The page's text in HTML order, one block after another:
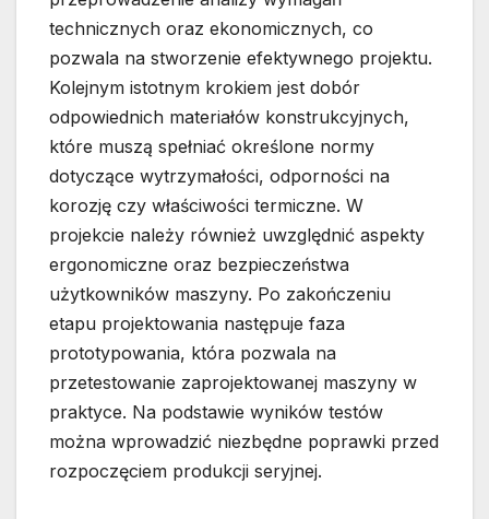
technicznych oraz ekonomicznych, co
pozwala na stworzenie efektywnego projektu.
Kolejnym istotnym krokiem jest dobór
odpowiednich materiałów konstrukcyjnych,
które muszą spełniać określone normy
dotyczące wytrzymałości, odporności na
korozję czy właściwości termiczne. W
projekcie należy również uwzględnić aspekty
ergonomiczne oraz bezpieczeństwa
użytkowników maszyny. Po zakończeniu
etapu projektowania następuje faza
prototypowania, która pozwala na
przetestowanie zaprojektowanej maszyny w
praktyce. Na podstawie wyników testów
można wprowadzić niezbędne poprawki przed
rozpoczęciem produkcji seryjnej.